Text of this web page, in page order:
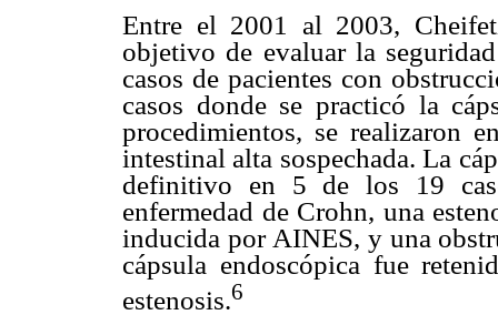
Entre el 2001 al 2003,
objetivo de evaluar la
casos de pacientes con
casos donde se practicó la
procedimientos, se realizaron
intestinal alta sospechada. La
definitivo en 5 de los 19
enfermedad de Crohn, una
inducida por AINES, y una
cápsula endoscópica fue
estenosis.6